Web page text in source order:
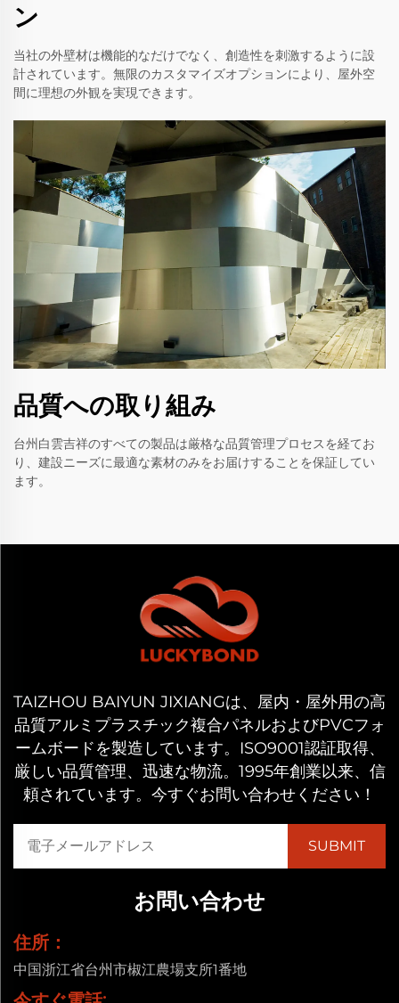
ン
当社の外壁材は機能的なだけでなく、創造性を刺激するように設
計されています。無限のカスタマイズオプションにより、屋外空
間に理想の外観を実現できます。
品質への取り組み
台州白雲吉祥のすべての製品は厳格な品質管理プロセスを経てお
り、建設ニーズに最適な素材のみをお届けすることを保証してい
ます。
TAIZHOU BAIYUN JIXIANGは、屋内・屋外用の高
品質アルミプラスチック複合パネルおよびPVCフォ
ームボードを製造しています。ISO9001認証取得、
厳しい品質管理、迅速な物流。1995年創業以来、信
頼されています。今すぐお問い合わせください！
お問い合わせ
住所：
中国浙江省台州市椒江農場支所1番地